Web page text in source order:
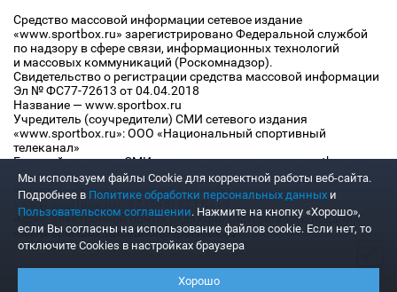
Средство массовой информации сетевое издание
«www.sportbox.ru» зарегистрировано Федеральной службой
по надзору в сфере связи, информационных технологий
и массовых коммуникаций (Роскомнадзор).
Свидетельство о регистрации средства массовой информации
Эл № ФС77-72613 от 04.04.2018
Название — www.sportbox.ru
Учредитель (соучредители) СМИ сетевого издания
«www.sportbox.ru»: ООО «Национальный спортивный
телеканал»
Главный редактор СМИ сетевого издания «www.sportbox.ru»:
Конов В.А.
Номер телефона редакции СМИ сетевого издания
«www.sportbox.ru»: +7 (495) 653 8419
Адрес электронной почты редакции СМИ сетевого издания
«www.sportbox.ru»: editor@sportbox.ru
Мы используем файлы Сookie для корректной работы веб-сайта.
Подробнее в Политике обработки персональных данных и
Пользовательском соглашении. Нажмите на кнопку «Хорошо»,
если Вы согласны на использование файлов cookie. Если нет, то
отключите Cookies в настройках браузера
Хорошо